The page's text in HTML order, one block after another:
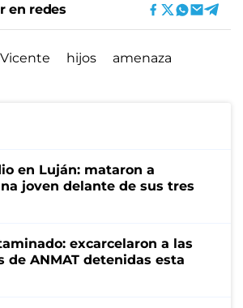
en redes
hijos amenaza
en Luján: mataron a
joven delante de sus tres
excarcelaron a las
de ANMAT detenidas esta